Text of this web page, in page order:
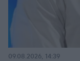
09.08.2026, 14:39